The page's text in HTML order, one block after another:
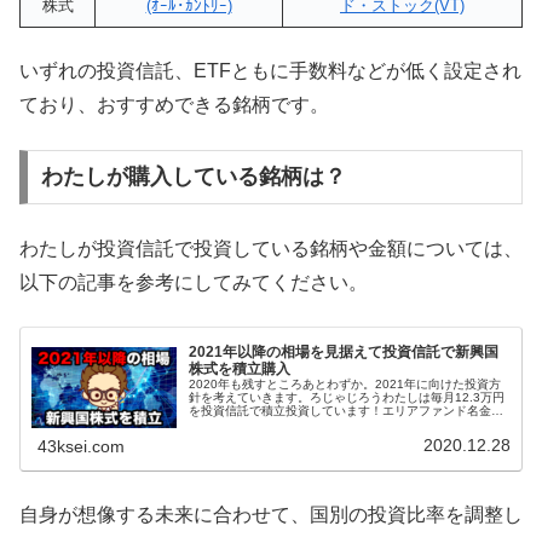
株式
(ｵｰﾙ･ｶﾝﾄﾘｰ)
ド・ストック(VT)
いずれの投資信託、ETFともに手数料などが低く設定され
ており、おすすめできる銘柄です。
わたしが購入している銘柄は？
わたしが投資信託で投資している銘柄や金額については、
以下の記事を参考にしてみてください。
2021年以降の相場を見据えて投資信託で新興国
株式を積立購入
2020年も残すところあとわずか。2021年に向けた投資方
針を考えていきます。ろじゃじろうわたしは毎月12.3万円
を投資信託で積立投資しています！エリアファンド名金額
43ksei.com 2020.12.28
自身が想像する未来に合わせて、国別の投資比率を調整し